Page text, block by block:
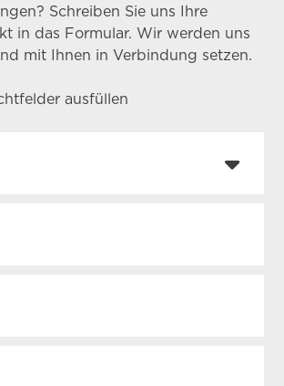
Schreiben Sie uns Ihre
in das Formular. Wir werden uns
mit Ihnen in Verbindung setzen.
ausfüllen